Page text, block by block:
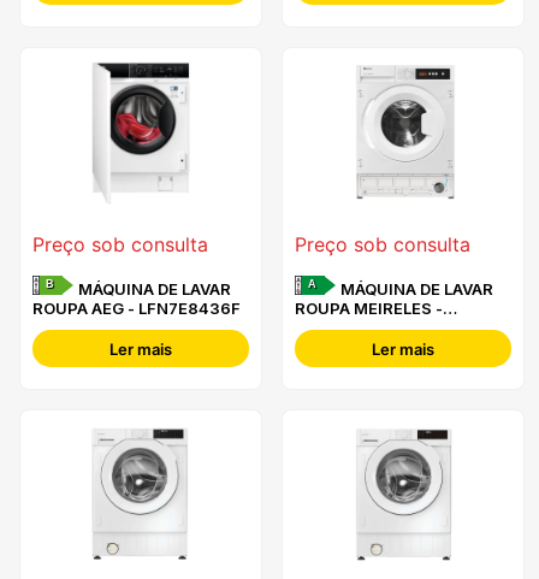
Preço sob consulta
B
ROUPA AEG - LFN7E8436F
Ler mais
Preço sob consulta
A
ROUPA MEIRELES -
MLRI1482
Ler mais